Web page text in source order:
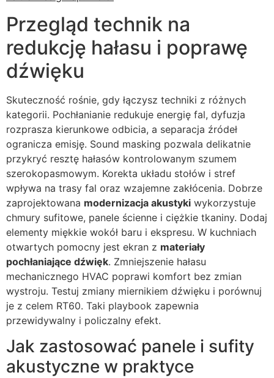
Przegląd technik na
redukcję hałasu i poprawę
dźwięku
Skuteczność rośnie, gdy łączysz techniki z różnych
kategorii. Pochłanianie redukuje energię fal, dyfuzja
rozprasza kierunkowe odbicia, a separacja źródeł
ogranicza emisję. Sound masking pozwala delikatnie
przykryć resztę hałasów kontrolowanym szumem
szerokopasmowym. Korekta układu stołów i stref
wpływa na trasy fal oraz wzajemne zakłócenia. Dobrze
zaprojektowana modernizacja akustyki wykorzystuje
chmury sufitowe, panele ścienne i ciężkie tkaniny. Dodaj
elementy miękkie wokół baru i ekspresu. W kuchniach
otwartych pomocny jest ekran z materiały
pochłaniające dźwięk. Zmniejszenie hałasu
mechanicznego HVAC poprawi komfort bez zmian
wystroju. Testuj zmiany miernikiem dźwięku i porównuj
je z celem RT60. Taki playbook zapewnia
przewidywalny i policzalny efekt.
Jak zastosować panele i sufity
akustyczne w praktyce